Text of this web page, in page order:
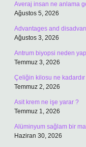
Averaj insan ne anlama
Ağustos 5, 2026
Advantages and
Ağustos 3, 2026
Antrum biyopsi neden
Temmuz 3, 2026
Çeliğin kilosu ne kadardır
Temmuz 2, 2026
Asit krem ne işe yarar ?
Temmuz 1, 2026
Alüminyum sağlam bir
Haziran 30, 2026